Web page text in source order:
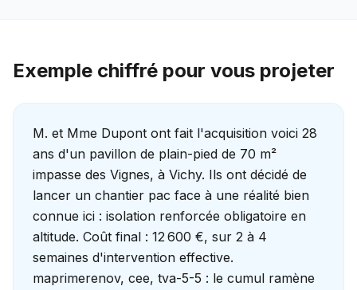
Exemple chiffré pour vous projeter
M. et Mme Dupont ont fait l'acquisition voici 28
ans d'un pavillon de plain-pied de 70 m²
impasse des Vignes, à Vichy. Ils ont décidé de
lancer un chantier pac face à une réalité bien
connue ici : isolation renforcée obligatoire en
altitude. Coût final : 12 600 €, sur 2 à 4
semaines d'intervention effective.
maprimerenov, cee, tva-5-5 : le cumul ramène